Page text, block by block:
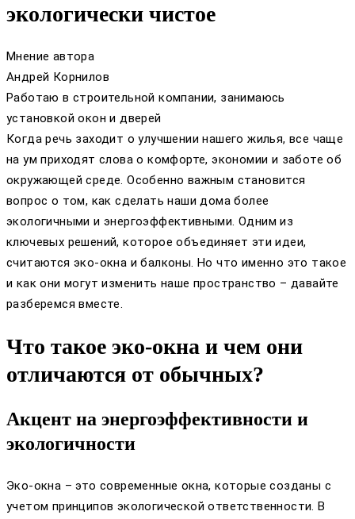
экологически чистое
Мнение автора
Андрей Корнилов
Работаю в строительной компании, занимаюсь
установкой окон и дверей
Когда речь заходит о улучшении нашего жилья, все чаще
на ум приходят слова о комфорте, экономии и заботе об
окружающей среде. Особенно важным становится
вопрос о том, как сделать наши дома более
экологичными и энергоэффективными. Одним из
ключевых решений, которое объединяет эти идеи,
считаются эко-окна и балконы. Но что именно это такое
и как они могут изменить наше пространство – давайте
разберемся вместе.
Что такое эко-окна и чем они
отличаются от обычных?
Акцент на энергоэффективности и
экологичности
Эко-окна – это современные окна, которые созданы с
учетом принципов экологической ответственности. В